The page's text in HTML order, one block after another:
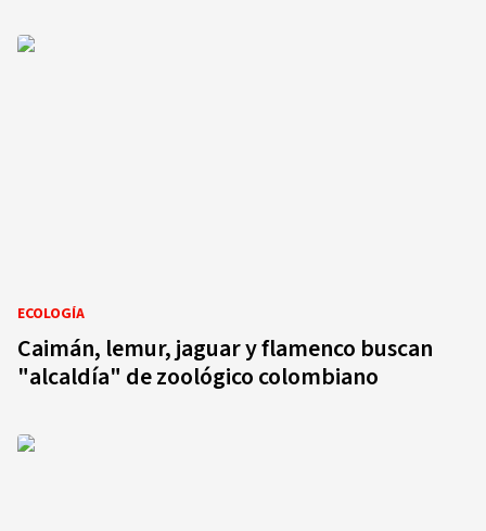
ECOLOGÍA
Caimán, lemur, jaguar y flamenco buscan
"alcaldía" de zoológico colombiano